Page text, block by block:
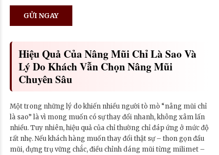
Hiệu Quả Của Nâng Mũi Chỉ Là Sao Và
Lý Do Khách Vẫn Chọn Nâng Mũi
Chuyên Sâu
Một trong những lý do khiến nhiều người tò mò “nâng mũi chỉ
là sao” là vì mong muốn có sự thay đổi nhanh, không xâm lấn
nhiều. Tuy nhiên, hiệu quả của chỉ thường chỉ đáp ứng ở mức độ
rất nhẹ. Nếu khách hàng muốn thay đổi thật sự – thon gọn đầu
mũi, dựng trụ vững chắc, điều chỉnh dáng mũi từng milimet –